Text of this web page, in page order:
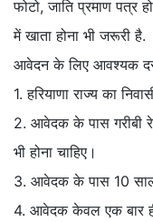
फोटो, जाति प्रमाण पत्र
में खाता होना भी जरूरी है.
आवेदन के लिए आवश्यक
1. हरियाणा राज्य का
2. आवेदक के पास गरीबी
भी होना चाहिए।
3. आवेदक के पास 10 साल
4. आवेदक केवल एक बार